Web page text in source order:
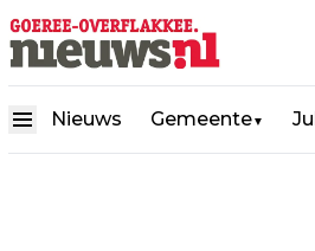
Nieuws Gemeente▼